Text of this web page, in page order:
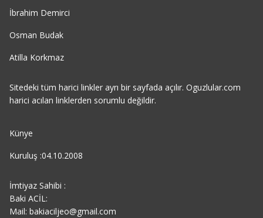
İbrahim Demirci
Osman Budak
Atilla Korkmaz
Sitedeki tüm harici linkler ayrı bir sayfada açılır. Oguzlular.com
harici acılan linklerden sorumlu değildir.
Künye
Kuruluş :04.10.2008
İmtiyaz Sahibi :
Baki ACİL:
Mail: bakiaciljeo@gmail.com